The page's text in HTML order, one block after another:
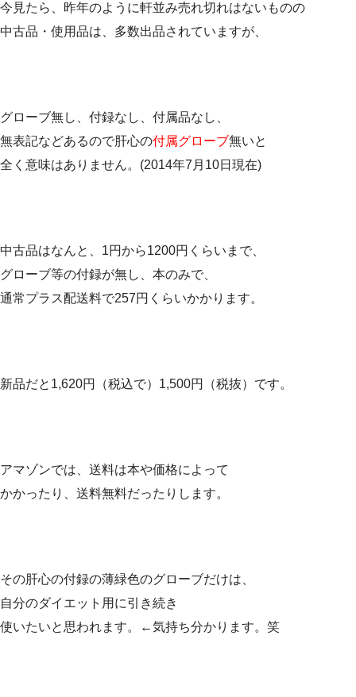
今見たら、昨年のように軒並み売れ切れはないものの
中古品・使用品は、多数出品されていますが、
グローブ無し、付録なし、付属品なし、
無表記などあるので肝心の付属グローブ無いと
全く意味はありません。(2014年7月10日現在)
中古品はなんと、1円から1200円くらいまで、
グローブ等の付録が無し、本のみで、
通常プラス配送料で257円くらいかかります。
新品だと1,620円（税込で）1,500円（税抜）です。
アマゾンでは、送料は本や価格によって
かかったり、送料無料だったりします。
その肝心の付録の薄緑色のグローブだけは、
自分のダイエット用に引き続き
使いたいと思われます。←気持ち分かります。笑